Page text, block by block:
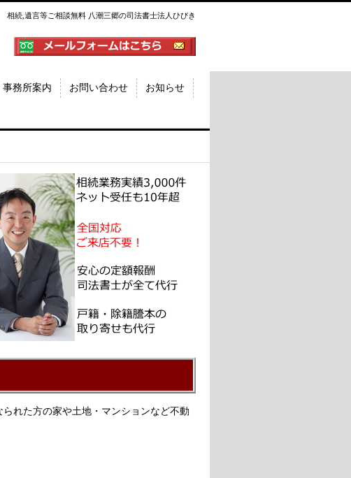
相続,遺言等ご相談無料 八潮三郷の司法書士法人ひびき
事務所案内 お問い合わせ お知らせ
れた方の家や土地・マンションなど不動